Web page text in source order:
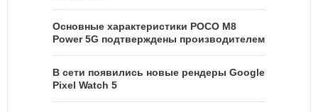
Основные характеристики POCO M8
Power 5G подтверждены производителем
В сети появились новые рендеры Google
Pixel Watch 5